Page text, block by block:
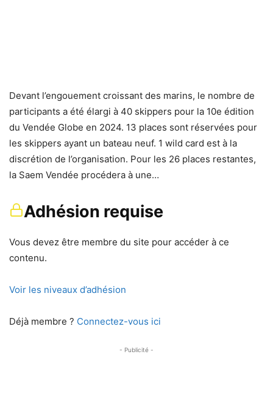
Devant l’engouement croissant des marins, le nombre de
participants a été élargi à 40 skippers pour la 10e édition
du Vendée Globe en 2024. 13 places sont réservées pour
les skippers ayant un bateau neuf. 1 wild card est à la
discrétion de l’organisation. Pour les 26 places restantes,
la Saem Vendée procédera à une…
Adhésion requise
Vous devez être membre du site pour accéder à ce
contenu.
Voir les niveaux d’adhésion
Déjà membre ? Connectez-vous ici
- Publicité -